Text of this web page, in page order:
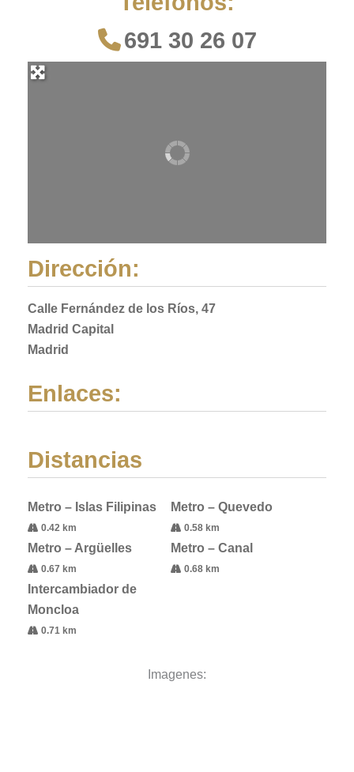
691 30 26 07
Dirección:
Calle Fernández de los Ríos, 47
Madrid Capital
Madrid
Enlaces:
Distancias
Metro – Islas Filipinas
0.42 km
Metro – Quevedo
0.58 km
Metro – Argüelles
0.67 km
Metro – Canal
0.68 km
Intercambiador de
Moncloa
0.71 km
Imagenes: